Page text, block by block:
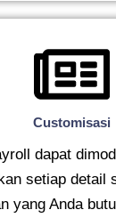
Customisasi
dapat
setiap detail
yang Anda